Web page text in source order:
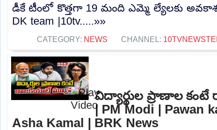
డీకే టీంలో కొత్తగా 19 మంది ఎమ్మె ల్యేలకు
DK team |10tv.....»»
CATEGORY: NEWS CHANNEL:
విద్యార్థుల ప్రాణాల
| PM Modi | Pawan
Asha Kamal | BRK News